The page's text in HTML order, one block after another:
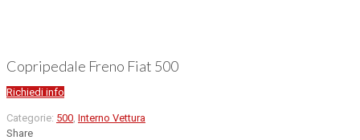
Copripedale Freno Fiat 500
Richiedi info
Categorie: 500 Interno Vettura
Share